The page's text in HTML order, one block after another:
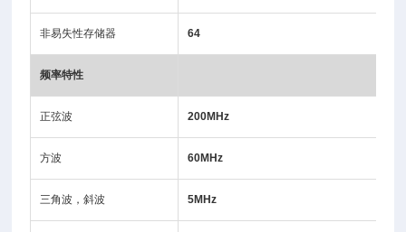
非易失性存储器 64
频率特性
正弦波 200MHz
方波 60MHz
三角波，斜波 5MHz